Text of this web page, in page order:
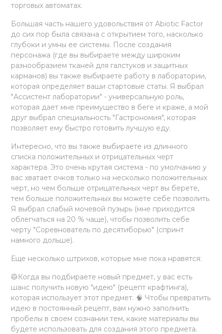
торговых автоматах.
Большая часть нашего удовольствия от Abiotic Factor
до сих пор была связана с открытием того, насколько
глубоки и умны ее системы. После создания
персонажа (где вы выбираете между широким
разнообразием тканей для галстуков и защитных
карманов) вы также выбираете работу в лаборатории,
которая определяет ваши стартовые статы. Я выбрал
"Ассистент лаборатории" - универсальную роль,
которая дает мне преимущество в беге и краже, а мой
друг выбрал специальность "Гастрономия", которая
позволяет ему быстро готовить лучшую еду.
Интересно, что вы также выбираете из длинного
списка положительных и отрицательных черт
характера. Это очень крутая система - по умолчанию у
вас хватает очков только на несколько положительных
черт, но чем больше отрицательных черт вы берете,
тем больше положительных вы можете себе позволить.
Я выбрал слабый мочевой пузырь (мне приходится
облегчаться на 20 % чаще), чтобы позволить себе
черту "Соревнователь по десятиборью" (спринт
намного дольше).
Еще несколько штрихов, которые мне пока нравятся:
🥼Когда вы подбираете новый предмет, у вас есть
шанс получить новую "идею" (рецепт крафтинга),
которая использует этот предмет. 🧠 Чтобы превратить
идею в постоянный рецепт, вам нужно заполнить
пробелы в своем сознании тем, какие материалы вы
будете использовать для создания этого предмета.